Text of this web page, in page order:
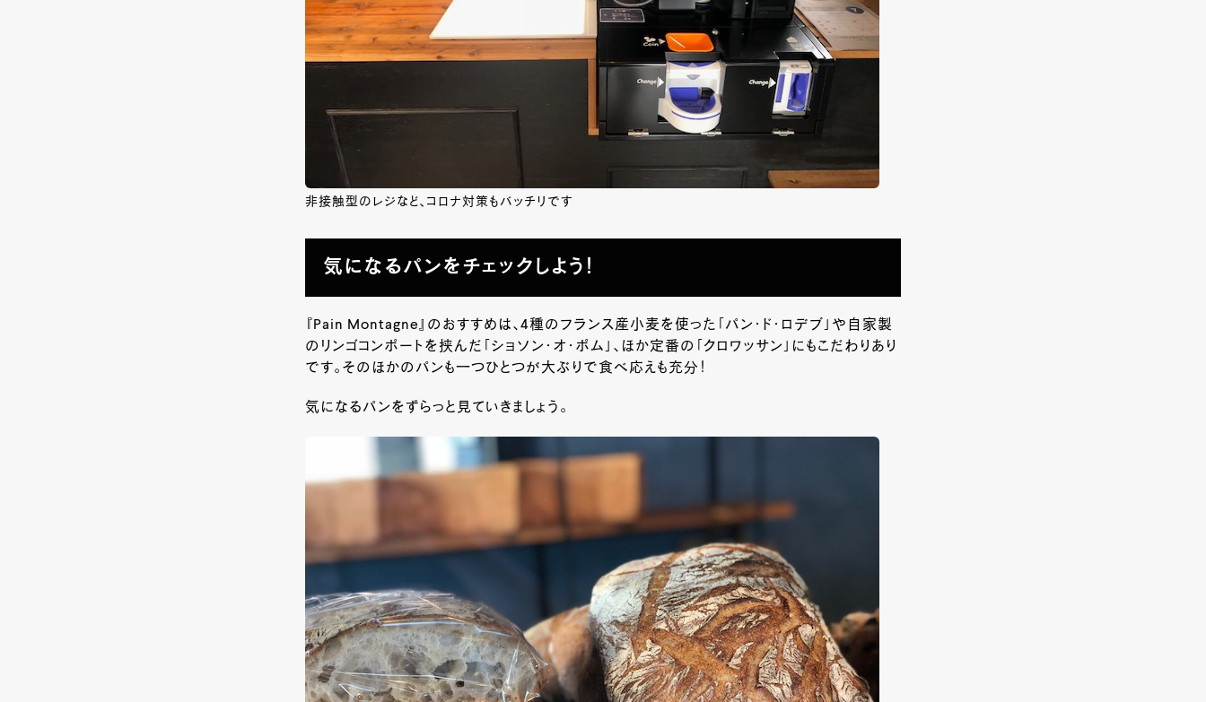
非接触型のレジなど、コロナ対策もバッチリです
気になるパンをチェックしよう！
『Pain Montagne』のおすすめは、4種のフランス産小麦を使った「パン・ド・ロデブ」や自家製
のリンゴコンポートを挟んだ「ショソン・オ・ポム」、ほか定番の「クロワッサン」にもこだわりあり
です。そのほかのパンも一つひとつが大ぶりで食べ応えも充分！
気になるパンをずらっと見ていきましょう。